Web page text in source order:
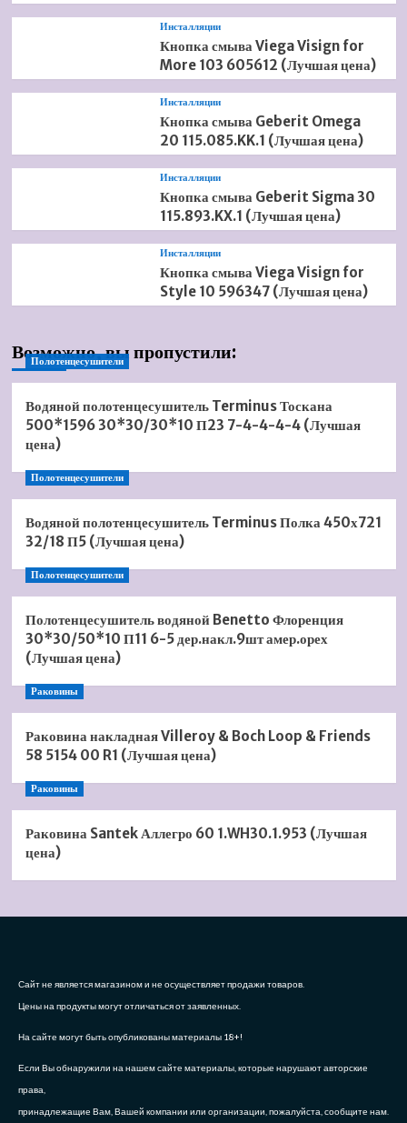
Инсталляции
Кнопка смыва Viega Visign for
More 103 605612 (Лучшая цена)
Инсталляции
Кнопка смыва Geberit Omega
20 115.085.KK.1 (Лучшая цена)
Инсталляции
Кнопка смыва Geberit Sigma 30
115.893.KX.1 (Лучшая цена)
Инсталляции
Кнопка смыва Viega Visign for
Style 10 596347 (Лучшая цена)
Возможно, вы пропустили:
Полотенцесушители
Водяной полотенцесушитель Terminus Тоскана
500*1596 30*30/30*10 П23 7-4-4-4-4 (Лучшая
цена)
Полотенцесушители
Водяной полотенцесушитель Terminus Полка 450х721
32/18 П5 (Лучшая цена)
Полотенцесушители
Полотенцесушитель водяной Benetto Флоренция
30*30/50*10 П11 6-5 дер.накл.9шт амер.орех
(Лучшая цена)
Раковины
Раковина накладная Villeroy & Boch Loop & Friends
58 5154 00 R1 (Лучшая цена)
Раковины
Раковина Santek Аллегро 60 1.WH30.1.953 (Лучшая
цена)
Сайт не является магазином и не осуществляет продажи товаров.
Цены на продукты могут отличаться от заявленных.
На сайте могут быть опубликованы материалы 18+!
Если Вы обнаружили на нашем сайте материалы, которые нарушают авторские
права,
принадлежащие Вам, Вашей компании или организации, пожалуйста, сообщите нам.